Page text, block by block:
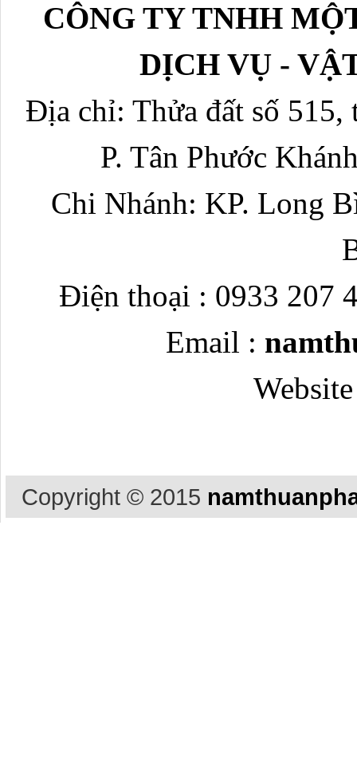
CÔNG TY TNHH
DỊCH VỤ -
Địa chỉ: Thửa đất số
P. Tân Phước
Chi Nhánh: KP. Long
Điện thoại : 0933 207
Email :
Copyright © 2015